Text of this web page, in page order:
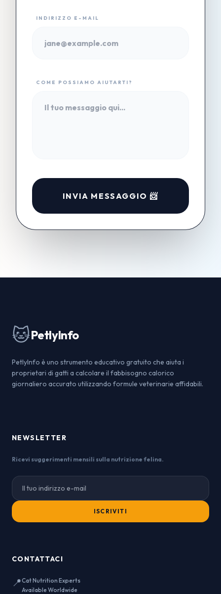
INDIRIZZO E-MAIL
COME POSSIAMO AIUTARTI?
INVIA MESSAGGIO 📨
🐱PetlyInfo
PetlyInfo è uno strumento educativo gratuito che aiuta i
proprietari di gatti a calcolare il fabbisogno calorico
giornaliero accurato utilizzando formule veterinarie affidabili.
NEWSLETTER
Ricevi suggerimenti mensili sulla nutrizione felina.
ISCRIVITI
CONTATTACI
📍Cat Nutrition Experts
Available Worldwide